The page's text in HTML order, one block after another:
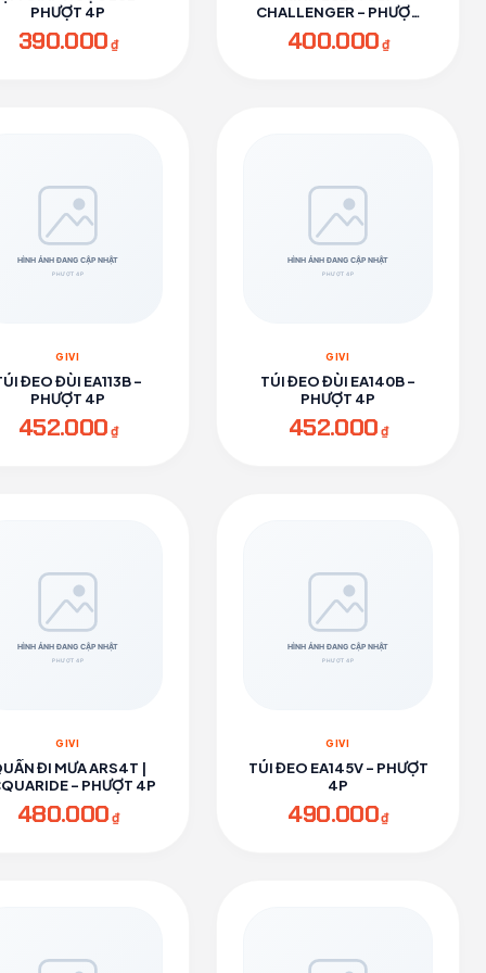
PHƯỢT 4P
390.000₫
CHALLENGER - PHƯỢT
4P
400.000₫
GIVI
ĐEO ĐÙI EA113B -
PHƯỢT 4P
452.000₫
GIVI
TÚI ĐEO ĐÙI EA140B -
PHƯỢT 4P
452.000₫
GIVI
ĐI MƯA ARS4T |
- PHƯỢT 4P
480.000₫
GIVI
TÚI ĐEO EA145V - PHƯỢT
4P
490.000₫